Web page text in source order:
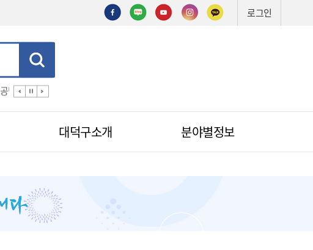
로그인
공법선정
적극행정
제도소개
무인민원발급안내
대덕구소개 분야별정보